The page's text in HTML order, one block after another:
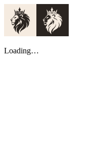
Loading…